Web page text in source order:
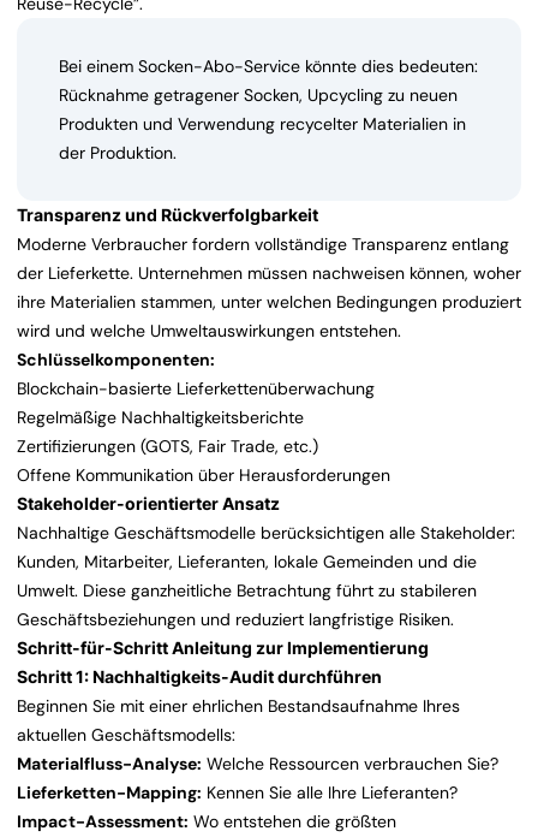
Bei einem Socken-Abo-Service könnte dies bedeuten:
Rücknahme getragener Socken, Upcycling zu neuen
Produkten und Verwendung recycelter Materialien in
der Produktion.
Transparenz und Rückverfolgbarkeit
Moderne Verbraucher fordern vollständige Transparenz entlang
der Lieferkette. Unternehmen müssen nachweisen können, woher
ihre Materialien stammen, unter welchen Bedingungen produziert
wird und welche Umweltauswirkungen entstehen.
Schlüsselkomponenten:
Blockchain-basierte Lieferkettenüberwachung
Regelmäßige Nachhaltigkeitsberichte
Zertifizierungen (GOTS, Fair Trade, etc.)
Offene Kommunikation über Herausforderungen
Stakeholder-orientierter Ansatz
Nachhaltige Geschäftsmodelle berücksichtigen alle Stakeholder:
Kunden, Mitarbeiter, Lieferanten, lokale Gemeinden und die
Umwelt. Diese ganzheitliche Betrachtung führt zu stabileren
Geschäftsbeziehungen und reduziert langfristige Risiken.
Schritt-für-Schritt Anleitung zur Implementierung
Schritt 1: Nachhaltigkeits-Audit durchführen
Beginnen Sie mit einer ehrlichen Bestandsaufnahme Ihres
aktuellen Geschäftsmodells:
Materialfluss-Analyse: Welche Ressourcen verbrauchen Sie?
Lieferketten-Mapping: Kennen Sie alle Ihre Lieferanten?
Impact-Assessment: Wo entstehen die größten